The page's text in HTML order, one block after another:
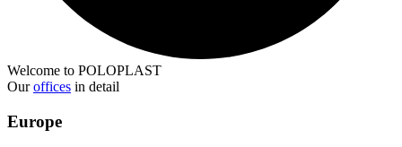
Welcome to POLOPLAST
Ouroffices in detail
Europe